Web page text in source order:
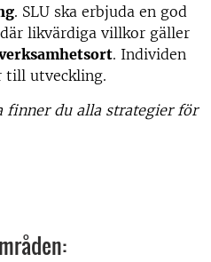
. SLU ska erbjuda en god
likvärdiga villkor gäller
. Individen
till utveckling.
finner du alla strategier för